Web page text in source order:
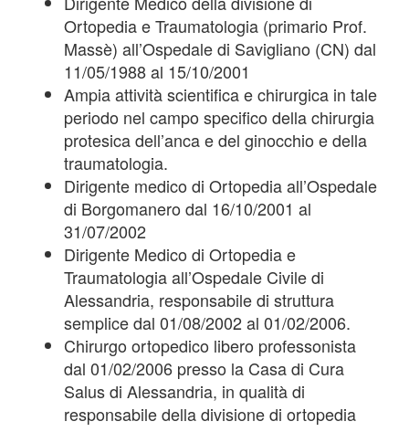
Ortopedia e Traumatologia (primario Prof.
Massè) all’Ospedale di Savigliano (CN) dal
11/05/1988 al 15/10/2001
Ampia attività scientifica e chirurgica in tale
periodo nel campo specifico della chirurgia
protesica dell’anca e del ginocchio e della
traumatologia.
Dirigente medico di Ortopedia all’Ospedale
di Borgomanero dal 16/10/2001 al
31/07/2002
Dirigente Medico di Ortopedia e
Traumatologia all’Ospedale Civile di
Alessandria, responsabile di struttura
semplice dal 01/08/2002 al 01/02/2006.
Chirurgo ortopedico libero professonista
dal 01/02/2006 presso la Casa di Cura
Salus di Alessandria, in qualità di
responsabile della divisione di ortopedia